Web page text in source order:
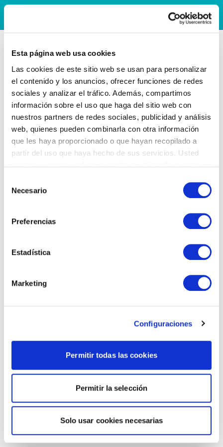
Esta página web usa cookies
Las cookies de este sitio web se usan para personalizar
el contenido y los anuncios, ofrecer funciones de redes
sociales y analizar el tráfico. Además, compartimos
información sobre el uso que haga del sitio web con
nuestros partners de redes sociales, publicidad y análisis
web, quienes pueden combinarla con otra información
que les haya proporcionado o que hayan recopilado a
partir del uso que haya hecho de sus servicios. Usted
Necesario
Preferencias
Estadística
Marketing
Configuraciones
Permitir todas las cookies
Permitir la selección
Solo usar cookies necesarias